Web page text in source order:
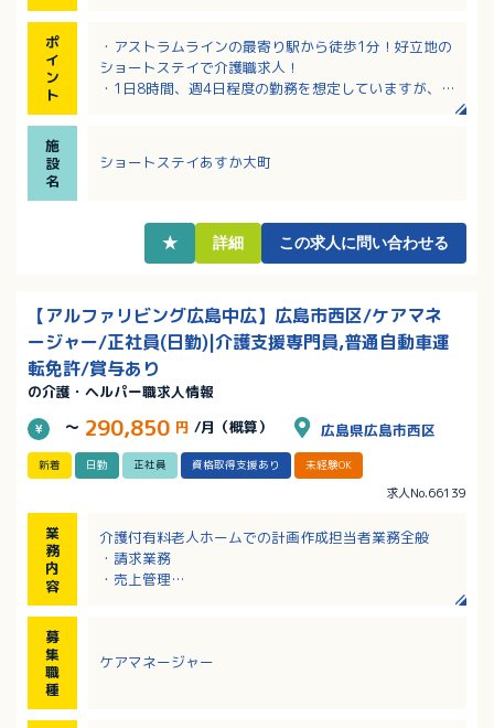
ポ
イ
ン
ト
・アストラムラインの最寄り駅から徒歩1分！好立地の
ショートステイで介護職求人！
・1日8時間、週4日程度の勤務を想定していますが、時
や事故防止に努めている施設です
・時給は処遇改善手当込みで1,225円！日曜日と祝日は
施
設
名
ショートステイあすか大町
★ 詳細 この求人に問い合わせる
【アルファリビング広島中広】広島市西区/ケアマネ
ージャー/正社員(日勤)|介護支援専門員,普通自動車運
転免許/賞与あり
の介護・ヘルパー職求人情報
～ 290,850 円 /月（概算） 広島県広島市西区
新着 日勤 正社員 資格取得支援あり 未経験OK
求人No.66139
業
務
内
容
介護付有料老人ホームでの計画作成担当者業務全般
・請求業務
・売上管理
※入社後、3ヶ月間のサポート制度あり
募
集
職
種
ケアマネージャー